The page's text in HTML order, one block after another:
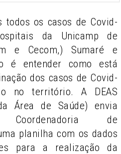
todos os casos de Covid-
da Unicamp de
e Cecom,) Sumaré e
é entender como está
dos casos de Covid-
no território. A DEAS
Área de Saúde) envia
de
planilha com os dados
para a realização da